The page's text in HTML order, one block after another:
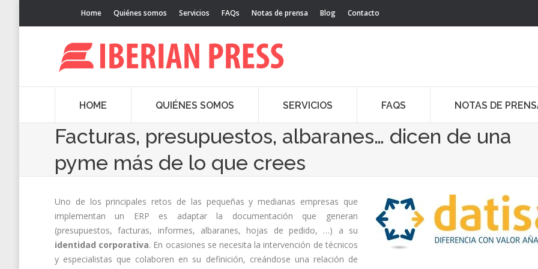
Home Quiénes somos Servicios FAQs Notas de prensa Blog Contacto
HOME QUIÉNES SOMOS SERVICIOS FAQS NOTAS DE
Facturas, presupuestos, albaranes… dicen de una
pyme más de lo que crees
Uno de los principales retos de las pequeñas y medianas empresas que
implementan un ERP es adaptar la documentación que generan
(presupuestos, facturas, informes, albaranes, hojas de pedido, …) a su
identidad corporativa. En ocasiones se necesita la intervención de técnicos
y especialistas que colaboren en su definición, creándose una relación de